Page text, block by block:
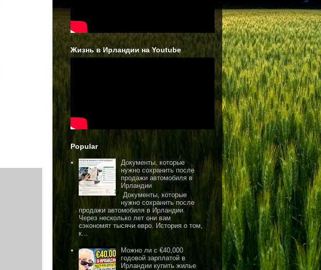
Жизнь в Ирландии на Youtube
Popular
Документы, которые
нужно сохранить после
продажи автомобиля в
Ирландии
Документы, которые
нужно сохранить после
продажи автомобиля в Ирландии.
Через несколько лет они вам
сэкономят тысячи евро. История о том,
к...
Можно ли с €40,000
годовой зарплатой в
Ирландии купить жилье